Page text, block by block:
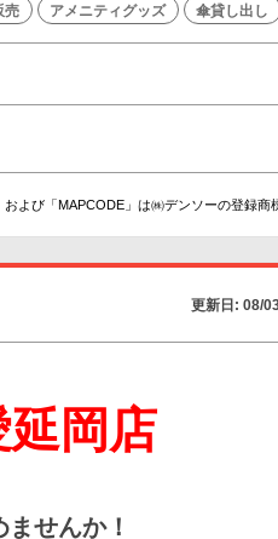
売 アメニティグッズ 傘貸し出し
よび「MAPCODE」は㈱デンソーの登録商
更新日: 08/03
岡店
せんか！